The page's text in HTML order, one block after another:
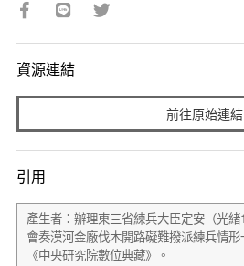
資源連結
前往原始連結
引用